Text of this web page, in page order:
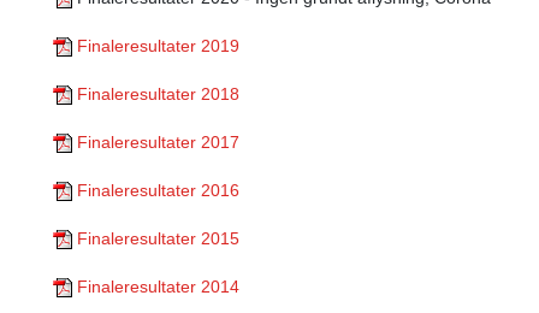
Finaleresultater 2019
Finaleresultater 2018
Finaleresultater 2017
Finaleresultater 2016
Finaleresultater 2015
Finaleresultater 2014